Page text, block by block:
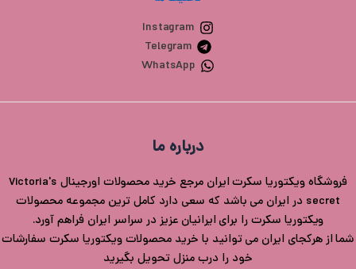
Instagram
Telegram
WhatsApp
درباره ما
فروشگاه ویکتوریا سکرت ایران مرجع خرید محصولات اورجینال Victoria's
secret در ایران می باشد که سعی دارد کامل ترین مجموعه محصولات
ویکتوریا سکرت را برای ایرانیان عزیز در سراسر ایران فراهم آورد.
شما از هرکجای ایران می توانید با خرید محصولات ویکتوریا سکرت سفارشات
خود را درب منزل تحویل بگیرید